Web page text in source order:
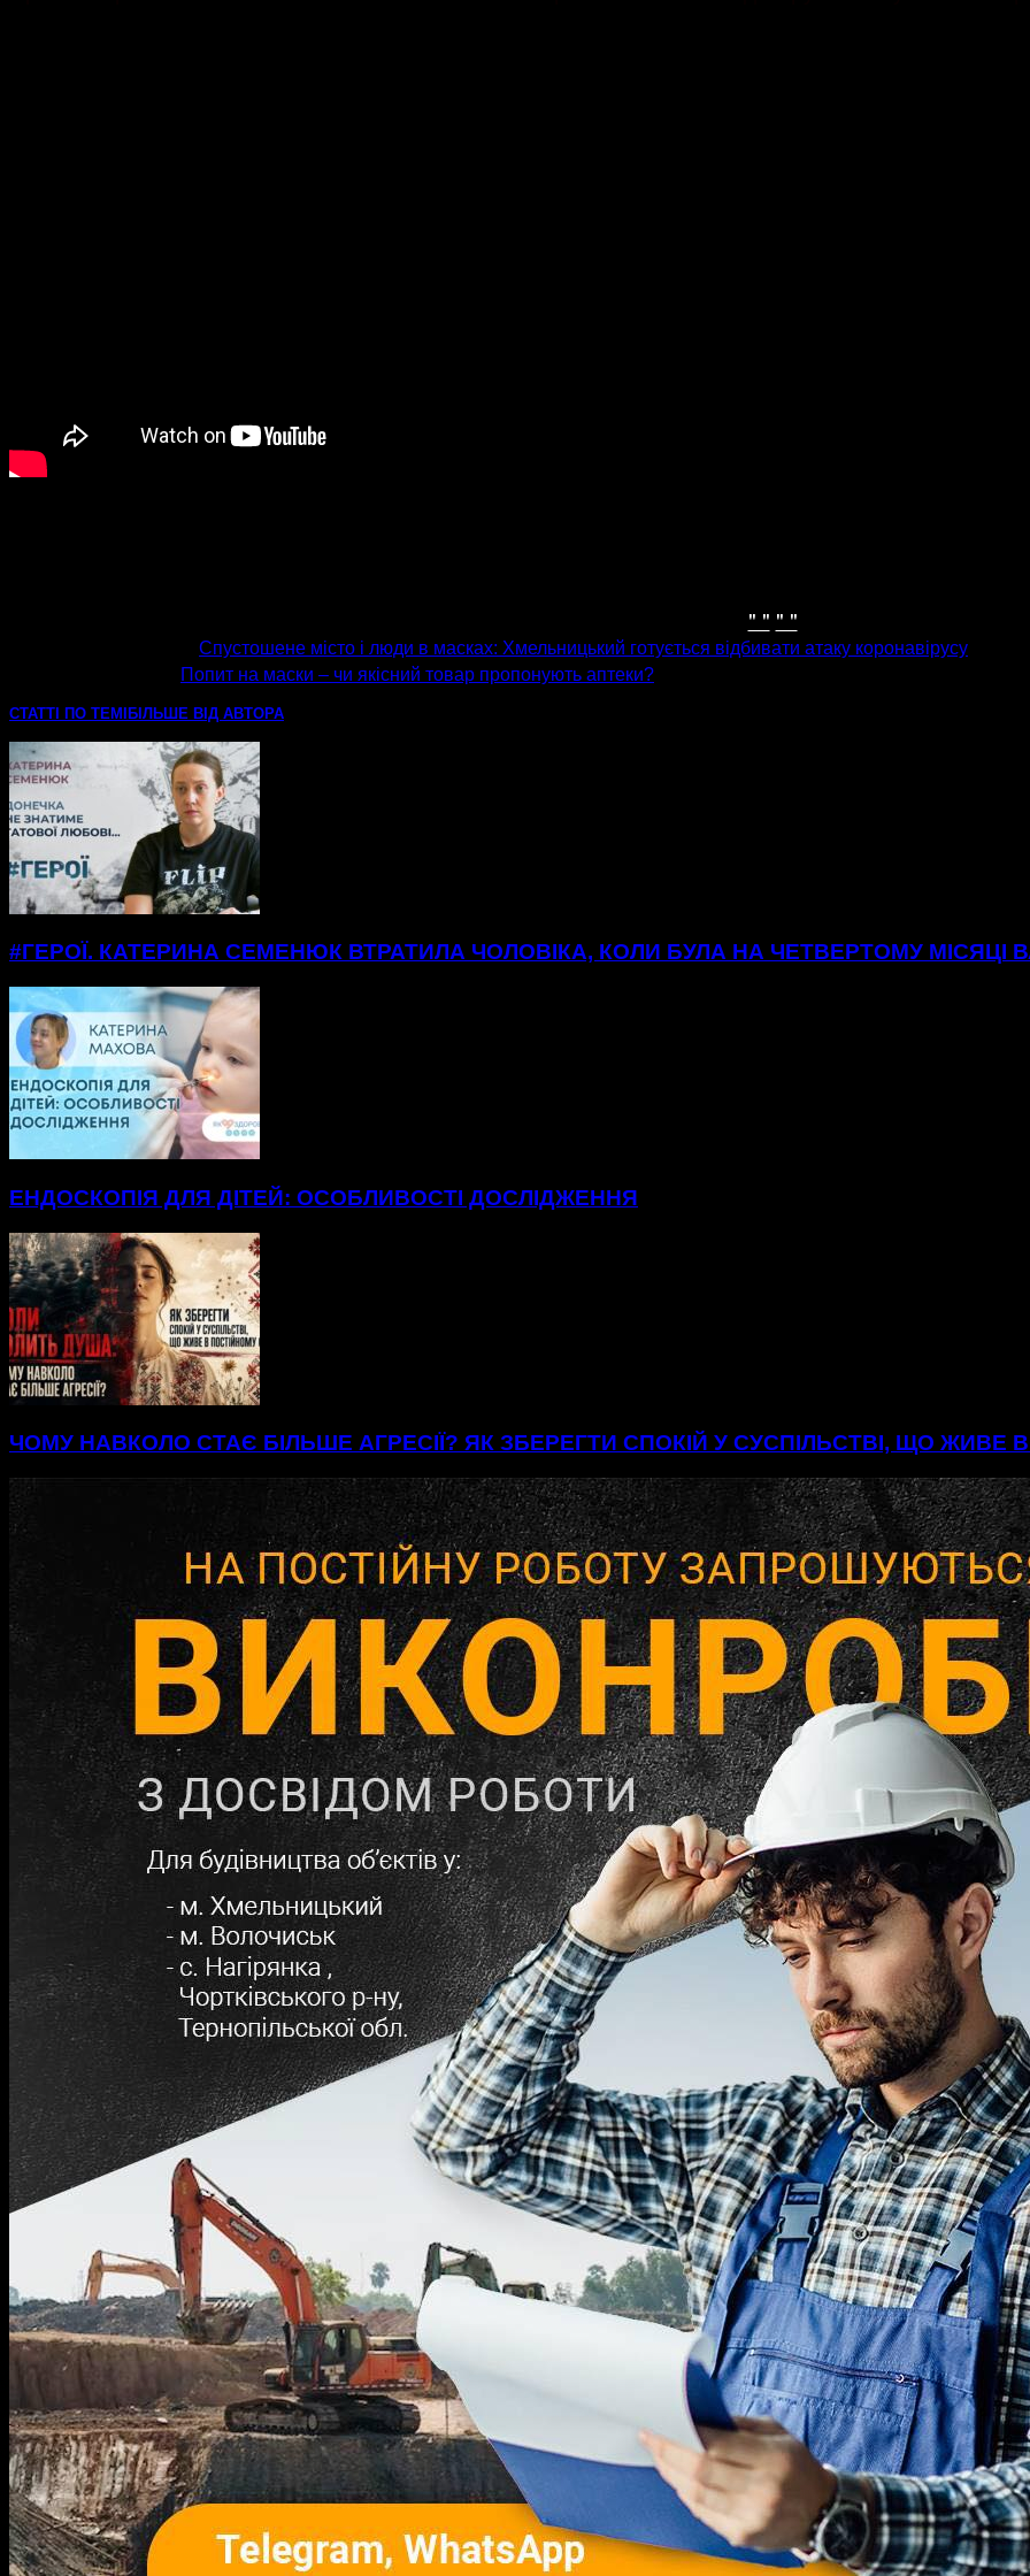
" " " "
Спустошене місто і люди в масках: Хмельницький готується відбивати атаку коронавірусу
Попит на маски – чи якісний товар пропонують аптеки?
СТАТТІ ПО ТЕМІ БІЛЬШЕ ВІД АВТОРА
#ГЕРОЇ. КАТЕРИНА СЕМЕНЮК ВТРАТИЛА ЧОЛОВІКА, КОЛИ БУЛА НА ЧЕТВЕРТОМУ МІСЯЦІ
ЕНДОСКОПІЯ ДЛЯ ДІТЕЙ: ОСОБЛИВОСТІ ДОСЛІДЖЕННЯ
ЧОМУ НАВКОЛО СТАЄ БІЛЬШЕ АГРЕСІЇ? ЯК ЗБЕРЕГТИ СПОКІЙ У СУСПІЛЬСТВІ, ЩО ЖИВЕ